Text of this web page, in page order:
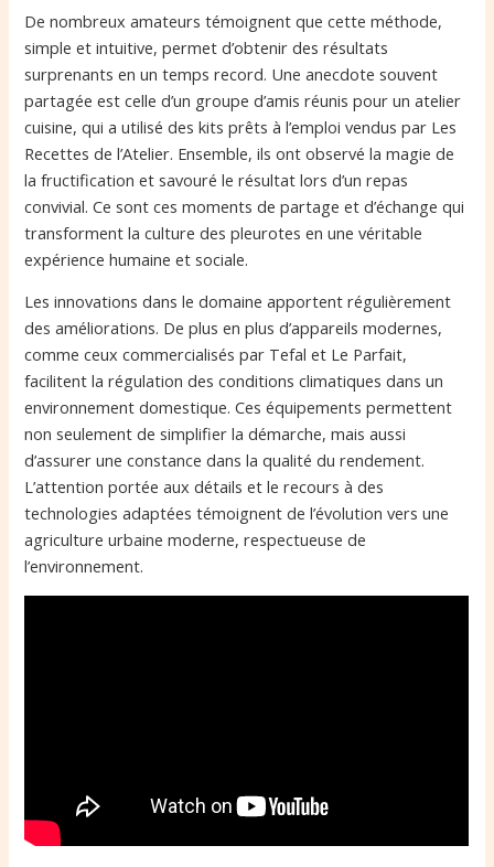
De nombreux amateurs témoignent que cette méthode,
simple et intuitive, permet d’obtenir des résultats
surprenants en un temps record. Une anecdote souvent
partagée est celle d’un groupe d’amis réunis pour un atelier
cuisine, qui a utilisé des kits prêts à l’emploi vendus par Les
Recettes de l’Atelier. Ensemble, ils ont observé la magie de
la fructification et savouré le résultat lors d’un repas
convivial. Ce sont ces moments de partage et d’échange qui
transforment la culture des pleurotes en une véritable
expérience humaine et sociale.
Les innovations dans le domaine apportent régulièrement
des améliorations. De plus en plus d’appareils modernes,
comme ceux commercialisés par Tefal et Le Parfait,
facilitent la régulation des conditions climatiques dans un
environnement domestique. Ces équipements permettent
non seulement de simplifier la démarche, mais aussi
d’assurer une constance dans la qualité du rendement.
L’attention portée aux détails et le recours à des
technologies adaptées témoignent de l’évolution vers une
agriculture urbaine moderne, respectueuse de
l’environnement.